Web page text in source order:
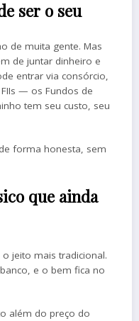
ser o seu
de muita gente. Mas
de juntar dinheiro e
entrar via consórcio,
— os Fundos de
tem seu custo, seu
forma honesta, sem
que ainda
jeito mais tradicional.
e o bem fica no
além do preço do